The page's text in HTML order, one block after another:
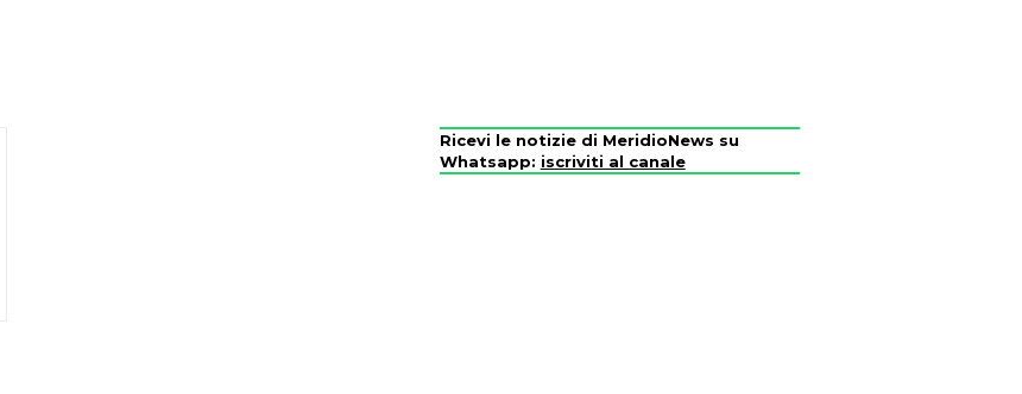
Ricevi le notizie di MeridioNews su
Whatsapp: iscriviti al canale